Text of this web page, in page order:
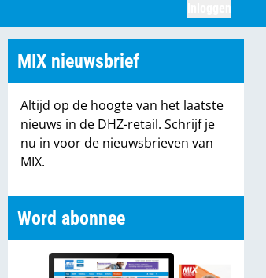
MIX nieuwsbrief
Altijd op de hoogte van het laatste
nieuws in de DHZ-retail. Schrijf je
nu in voor de nieuwsbrieven van
MIX.
Word abonnee